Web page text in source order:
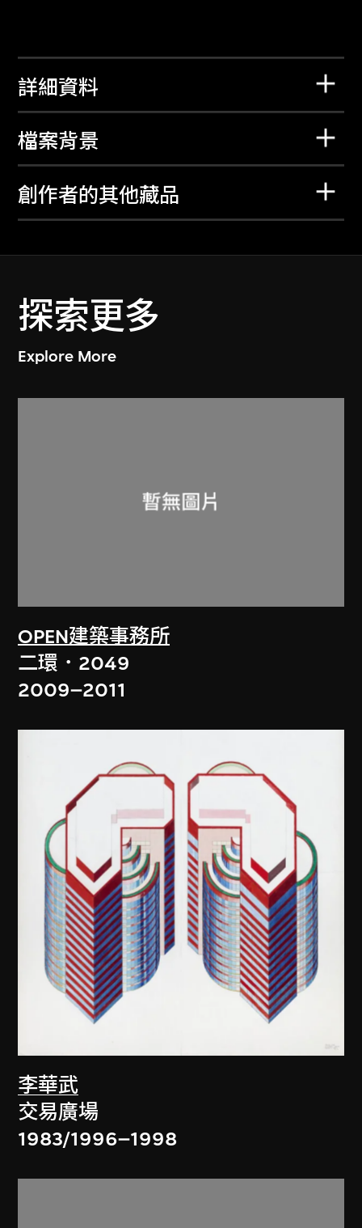
詳細資料
檔案背景
創作者的其他藏品
探索更多
Explore More
OPEN建築事務所
二環．2049
2009–2011
李華武
交易廣場
1983/1996–1998